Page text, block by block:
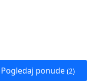
Pogledaj ponude (2)